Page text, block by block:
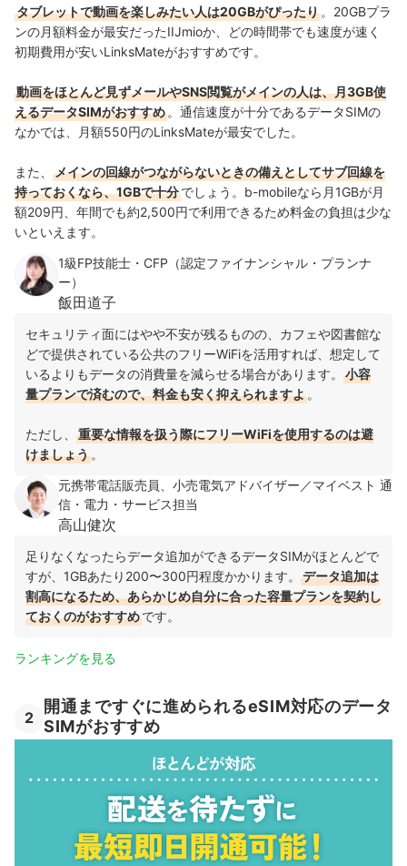
タブレットで動画を楽しみたい人は20GBがぴったり 。20GBプラ
ンの月額料金が最安だったIIJmioか、どの時間帯でも速度が速く
初期費用が安いLinksMateがおすすめです。
動画をほとんど見ずメールやSNS閲覧がメインの人は、月3GB使
えるデータSIMがおすすめ 。通信速度が十分であるデータSIMの
なかでは、月額550円のLinksMateが最安でした。
また、
メインの回線がつながらないときの備えとしてサブ回線を
持っておくなら、1GBで十分でしょう。b-mobileなら月1GBが月
額209円、年間でも約2,500円で利用できるため料金の負担は少な
いといえます。
1級FP技能士・CFP（認定ファイナンシャル・プランナ
ー）
飯田道子
セキュリティ面にはやや不安が残るものの、カフェや図書館な
どで提供されている公共のフリーWiFiを活用すれば、想定して
いるよりもデータの消費量を減らせる場合があります。
小容
量プランで済むので、料金も安く抑えられますよ 。
ただし、
重要な情報を扱う際にフリーWiFiを使用するのは避
けましょう 。
元携帯電話販売員、小売電気アドバイザー／マイベスト 通
信・電力・サービス担当
高山健次
足りなくなったらデータ追加ができるデータSIMがほとんどで
すが、1GBあたり200〜300円程度かかります。
データ追加は
割高になるため、あらかじめ自分に合った容量プランを契約し
ておくのがおすすめです。
ランキングを見る
2
開通まですぐに進められるeSIM対応のデータ
SIMがおすすめ